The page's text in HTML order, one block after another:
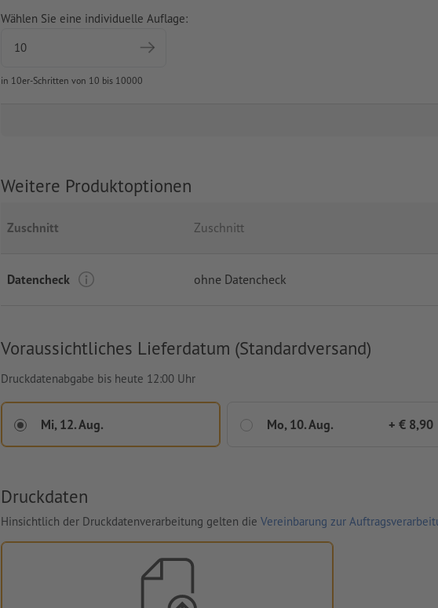
Wählen Sie eine individuelle Auflage:
in 10er-Schritten von 10 bis 10000
Weitere Produktoptionen
Zuschnitt Zuschnitt
Datencheck ohne Datencheck
Voraussichtliches Lieferdatum (Standardversand)
Druckdatenabgabe bis heute 12:00 Uhr
Mi, 12. Aug. Mo, 10. Aug. + € 8,90
Druckdaten
Hinsichtlich der Druckdatenverarbeitung gelten die Vereinbarung zur